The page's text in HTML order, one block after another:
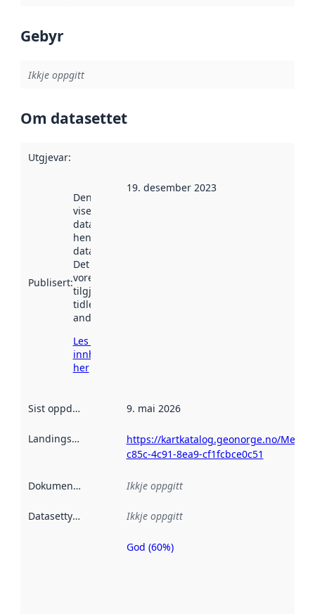
Gebyr
Ikkje oppgitt
Om datasettet
Utgjevar:
Publisert:
Denne datoen
viser når
datasettet vart
henta inn av
data.norge.no.
Det kan ha
vore
tilgjengeleg
tidlegare
andre stader.
Les meir om
innhenting
her
19. desember 2023
Sist oppdatert 9. mai 2026
Landingsside
https://kartkatalog.geonorge.no/
c85c-4c91-8ea9-cf1fcbce0c51
Dokumentasjon Ikkje oppgitt
Datasettype Ikkje oppgitt
Metadatakvalitet
God (60%)